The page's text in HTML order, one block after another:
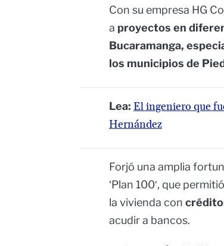
Con su empresa HG
a proyectos en
Bucaramanga,
los municipios de
Lea: El ingeniero que
Hernández
Forjó una amplia
‘Plan 100′, que
la vivienda con
acudir a bancos.